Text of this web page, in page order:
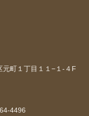
町１丁目１１−１-４F
4496